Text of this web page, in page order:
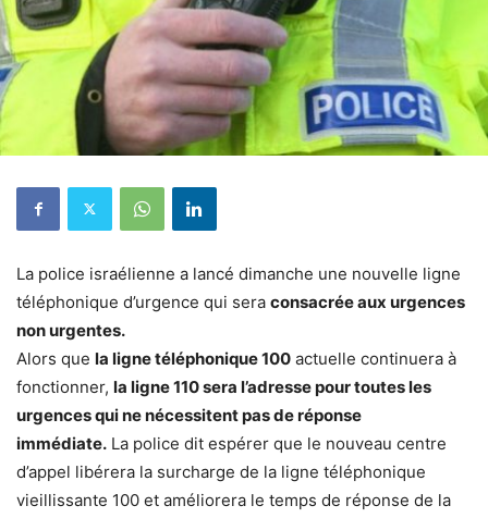
La police israélienne a lancé dimanche une nouvelle ligne
téléphonique d’urgence qui sera consacrée aux urgences
non urgentes.
Alors que la ligne téléphonique 100 actuelle continuera à
fonctionner, la ligne 110 sera l’adresse pour toutes les
urgences qui ne nécessitent pas de réponse
immédiate. La police dit espérer que le nouveau centre
d’appel libérera la surcharge de la ligne téléphonique
vieillissante 100 et améliorera le temps de réponse de la